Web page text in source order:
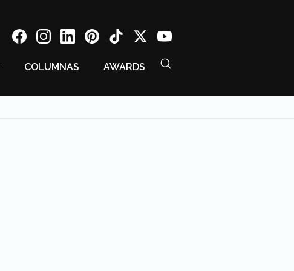
COLUMNAS AWARDS